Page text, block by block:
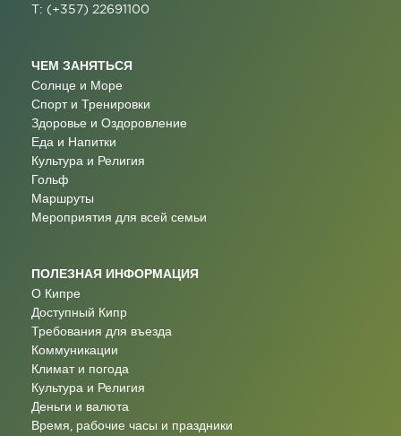
T: (+357) 22691100
ЧЕМ ЗАНЯТЬСЯ
Солнце и Море
Спорт и Тренировки
Здоровье и Оздоровление
Еда и Напитки
Культура и Религия
Гольф
Маршруты
Мероприятия для всей семьи
ПОЛЕЗНАЯ ИНФОРМАЦИЯ
О Кипре
Доступный Кипр
Требования для въезда
Коммуникации
Климат и погода
Культура и Религия
Деньги и валюта
Время, рабочие часы и праздники